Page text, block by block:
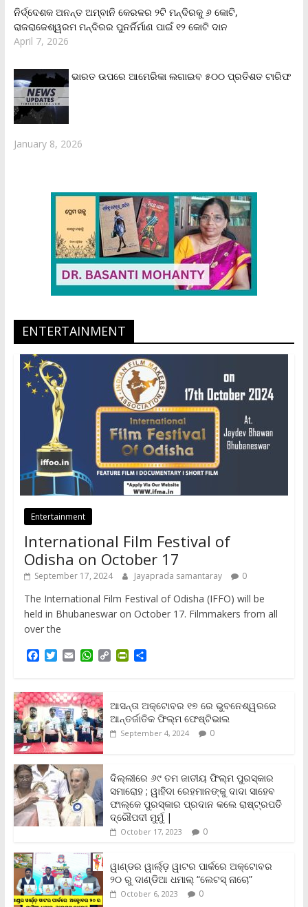
ନିର୍ଦ୍ଦେଶକ ଅନନ୍ତ ଅମ୍ବାନି କେରଳର ୨ଟି ମନ୍ଦିରକୁ ୬ କୋଟି,
ରାଜରାଜେଶ୍ୱରମ ମନ୍ଦିରର ପୁନର୍ନିର୍ମାଣ ପାଇଁ ୧୨ କୋଟି ଦାନ
April 7, 2026
ଭାରତ ଉପରେ ଆମେରିକା ଲଗାଇବ ୫୦୦ ପ୍ରତିଶତ ଟାରିଫ
January 8, 2026
ENTERTAINMENT
Entertainment
International Film Festival of
Odisha on October 17
September 17, 2024 Jayaprada samantaray 0
The International Film Festival of Odisha (IFFO) will be
held in Bhubaneswar on October 17. Filmmakers from all
over the
F
e
b
o
o
k
T
t
t
e
r
E
i
l
W
t
s
A
p
p
C
L
i
n
k
P
t
F
r
i
d
l
y
S
e
ଆସନ୍ତା ଅକ୍ଟୋବର ୧୭ ରେ ଭୁବନେଶ୍ୱରରେ
ଆନ୍ତର୍ଜାତିକ ଫିଲ୍ମ ଫେଷ୍ଟିଭାଲ
September 4, 2024 0
ଦିଲ୍ଲୀରେ ୬୯ ତମ ଜାତୀୟ ଫିଲ୍ମ ପୁରସ୍କାର
ସମାରୋହ ; ୱାହିଦା ରେହମାନଙ୍କୁ ଦାଦା ସାହେବ
ଫାଲ୍‌କେ ପୁରସ୍କାର ପ୍ରଦାନ କଲେ ରାଷ୍ଟ୍ରପତି
ଦ୍ରୌପଦୀ ମୁର୍ମୁ |
October 17, 2023 0
ୱାଣ୍ଡର ୱାର୍ଲ୍‌ଡ଼ ୱାଟର ପାର୍କରେ ଅକ୍ଟୋବର
୨୦ ରୁ ଦାଣ୍ଡିଆ ଧମାଲ୍ “ଲେଟସ୍ ନାଚୋ”
October 6, 2023 0